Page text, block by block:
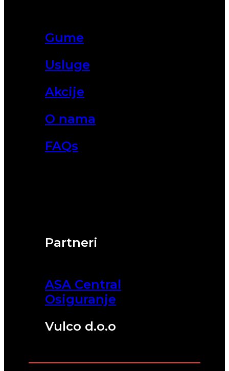
Partneri
ASA Central
Osiguranje
Vulco d.o.o
Gume
Usluge
Akcije
O nama
FAQs